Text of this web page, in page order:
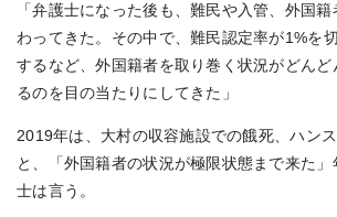
「弁護士になった後も、難民や入管、外国
わってきた。その中で、難民認定率が1%を
するなど、外国籍者を取り巻く状況がどん
るのを目の当たりにしてきた」
2019年は、大村の収容施設での餓死、ハン
と、「外国籍者の状況が極限状態まで来た
士は言う。